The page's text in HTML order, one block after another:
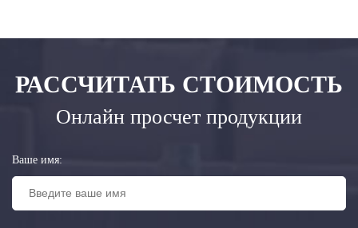
РАССЧИТАТЬ СТОИМОСТЬ
Онлайн просчет продукции
Ваше имя: